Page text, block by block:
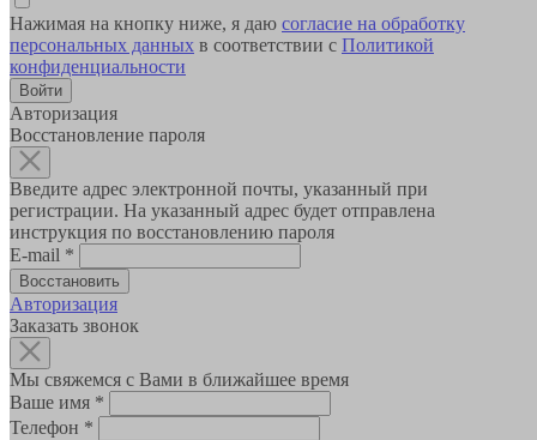
Нажимая на кнопку ниже, я даю согласие на обработку
персональных данных в соответствии с Политикой
конфиденциальности
Авторизация
Восстановление пароля
Введите адрес электронной почты, указанный при
регистрации. На указанный адрес будет отправлена
инструкция по восстановлению пароля
E-mail *
Авторизация
Заказать звонок
Мы свяжемся с Вами в ближайшее время
Ваше имя *
Телефон *